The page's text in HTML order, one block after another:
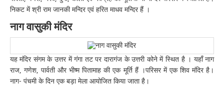
निकट में श्री राम जानकी मन्दिर एवं हरित माधव मन्दिर हैं ।
नाग वासुकी मंदिर
यह मंदिर संगम के उत्तर में गंगा तट पर दारागंज के उत्तरी कोने में स्थित है । यहाँ नाग
राज, गणेश, पार्वती और भीष्म पितामाह की एक मूर्ति हैं ।परिसर में एक शिव मंदिर है।
नाग- पंचमी के दिन एक बड़ा मेला आयोजित किया जाता है।